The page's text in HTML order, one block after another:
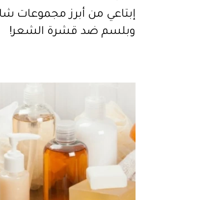
إبتاعي من أبرز مجموعات
وبلسم ضد قشرة الشعر!